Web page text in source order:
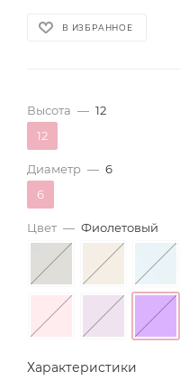
В ИЗБРАННОЕ
Высота — 12
12
Диаметр — 6
6
Цвет — Фиолетовый
Характеристики